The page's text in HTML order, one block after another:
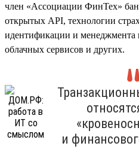
член «Ассоциации ФинТех»
открытых API, технологии
идентификации и менеджмента
облачных сервисов и других.
и